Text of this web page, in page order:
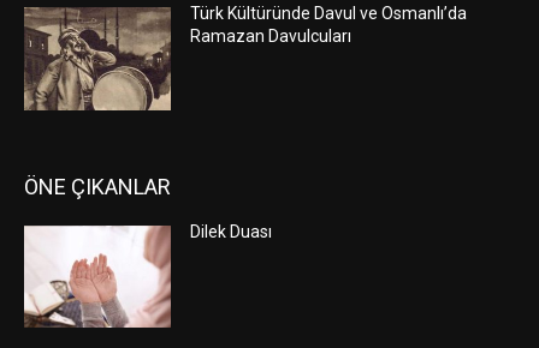
Türk Kültüründe Davul ve Osmanlı’da
Ramazan Davulcuları
ÖNE ÇIKANLAR
Dilek Duası